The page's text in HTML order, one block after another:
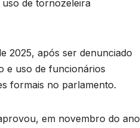
de tornozeleira
2025, após ser denunciado
e uso de funcionários
formais no parlamento.
em novembro do ano